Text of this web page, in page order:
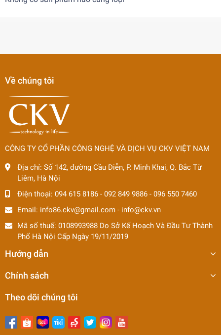
Về chúng tôi
CÔNG TY CỔ PHẦN CÔNG NGHỆ VÀ DỊCH VỤ CKV VIỆT NAM
Địa chỉ: Số 142, đường Cầu Diễn, P. Minh Khai, Q. Bắc Từ
Liêm, Hà Nội
Điện thoại: 094 615 8186 - 092 849 9886 - 096 550 7460
Email: info86.ckv@gmail.com - info@ckv.vn
Mã số thuế: 0108993988 Do Sở Kế Hoạch Và Đầu Tư Thành
Phố Hà Nội Cấp Ngày 19/11/2019
Hướng dẫn
Chính sách
Theo dõi chúng tôi